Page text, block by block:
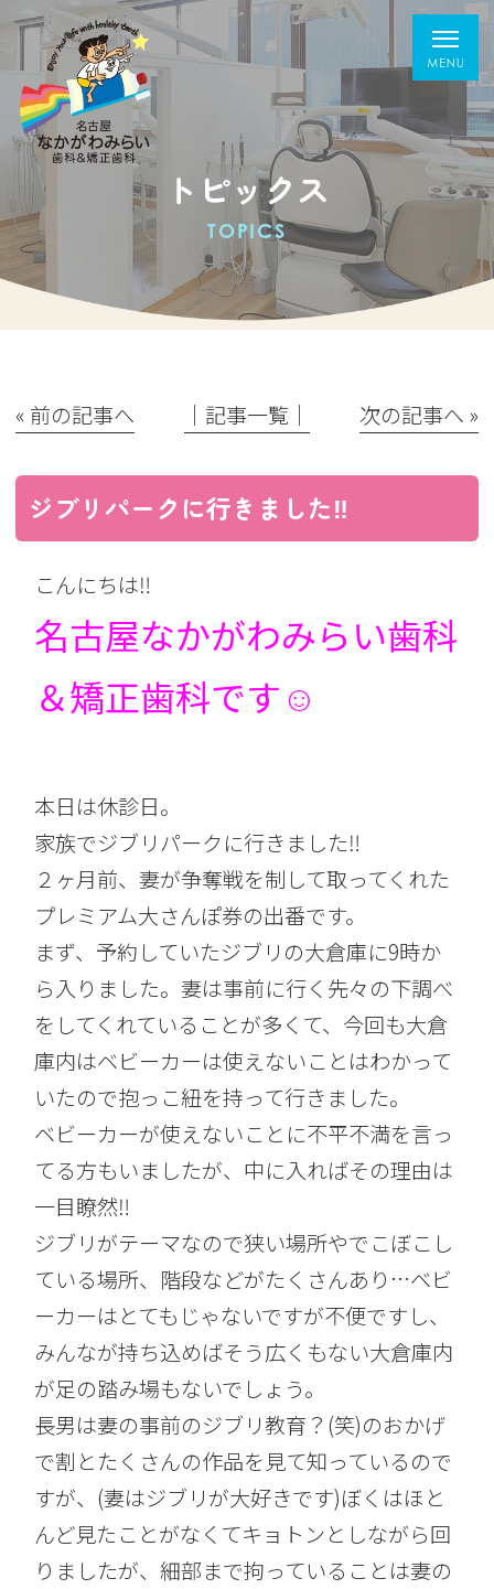
トピックス
TOPICS
« 前の記事へ │記事一覧│ 次の記事へ »
ジブリパークに行きました‼︎
こんにちは‼︎
名古屋なかがわみらい歯科
＆矯正歯科です☺︎
本日は休診日。
家族でジブリパークに行きました‼︎
２ヶ月前、妻が争奪戦を制して取ってくれた
プレミアム大さんぽ券の出番です。
まず、予約していたジブリの大倉庫に9時か
ら入りました。妻は事前に行く先々の下調べ
をしてくれていることが多くて、今回も大倉
庫内はベビーカーは使えないことはわかって
いたので抱っこ紐を持って行きました。
ベビーカーが使えないことに不平不満を言っ
てる方もいましたが、中に入ればその理由は
一目瞭然‼︎
ジブリがテーマなので狭い場所やでこぼこし
ている場所、階段などがたくさんあり…ベビ
ーカーはとてもじゃないですが不便ですし、
みんなが持ち込めばそう広くもない大倉庫内
が足の踏み場もないでしょう。
長男は妻の事前のジブリ教育？(笑)のおかげ
で割とたくさんの作品を見て知っているので
すが、(妻はジブリが大好きです)ぼくはほと
んど見たことがなくてキョトンとしながら回
りましたが、細部まで拘っていることは妻の